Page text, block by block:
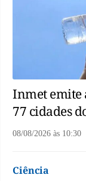
Inmet emite
77 cidades
08/08/2026 às 10:30
Ciência